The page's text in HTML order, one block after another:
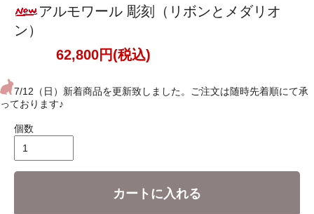
アルモワール 彫刻（リボンとメダリオ
ン）
62,800円(税込)
7/12（日）新着商品を更新致しました。ご注文は随時先着順にて承
っております♪
個数
カートに入れる